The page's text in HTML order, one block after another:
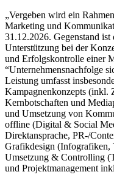
„Vergeben wird ein
Marketing und
31.12.2026. Gegenstand ist
Unterstützung bei der
und Erfolgskontrolle einer
“Unternehmensnachfolge
Leistung umfasst
Kampagnenkonzepts (inkl.
Kernbotschaften und
und Umsetzung von
offline (Digital & Social
Direktansprache, PR-/
Grafikdesign (Infografiken,
Umsetzung & Controlling
und Projektmanagement